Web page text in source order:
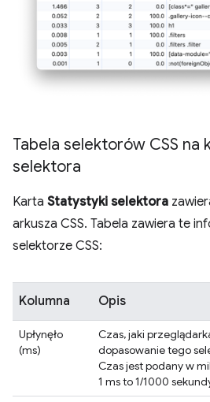
Tabela selektorów CSS na
selektora
Karta Statystyki selektora
arkusza CSS. Tabela zawiera te
selektorze CSS:
Kolumna Opis
Upłynęło
(ms)
Czas, jaki
dopasowanie tego
Czas jest podany w
1 ms to 1/1000